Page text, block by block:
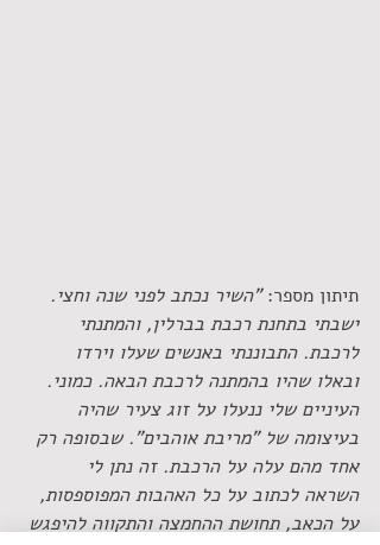
תיתון מספר: "השיר נכתב לפני שנה וחצי.
ישבתי בתחנת רכבת בברלין, והמתנתי
לרכבת. התבוננתי באנשים שעלו וירדו
ובאלו שהיו בהמתנה לרכבת הבאה. כמוני.
העיניים שלי ננעלו על זוג צעיר שהיה
בעיצומה של "מריבת אוהבים". שבסופה רק
אחד מהם עלה על הרכבת. זה נתן לי
השראה לכתוב על כל האהבות המפוספסות,
על הכאב, תחושת ההחמצה והתקווה להיפגש